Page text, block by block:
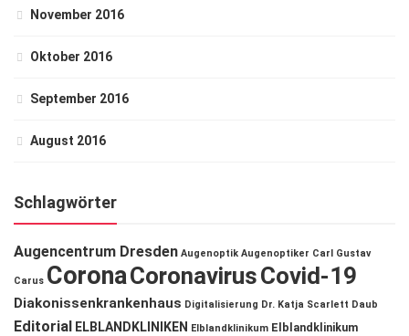
November 2016
Oktober 2016
September 2016
August 2016
Schlagwörter
Augencentrum Dresden Augenoptik Augenoptiker Carl Gustav
Carus CoronaCoronavirusCovid-19
Diakonissenkrankenhaus Digitalisierung Dr. Katja Scarlett Daub
Editorial ELBLANDKLINIKEN Elblandklinikum Elblandklinikum